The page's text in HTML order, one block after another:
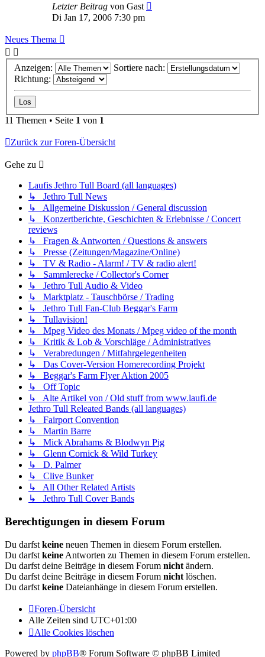
Letzter Beitrag von Gast
Di Jan 17, 2006 7:30 pm
Neues Thema
Anzeigen:
Sortiere nach:
Richtung:
11 Themen • Seite 1 von 1
Zurück zur Foren-Übersicht
Gehe zu
Laufis Jethro Tull Board (all languages)
↳ Jethro Tull News
↳ Allgemeine Diskussion / General discussion
↳ Konzertberichte, Geschichten & Erlebnisse / Concert
reviews
↳ Fragen & Antworten / Questions & answers
↳ Presse (Zeitungen/Magazine/Online)
↳ TV & Radio - Alarm! / TV & radio alert!
↳ Sammlerecke / Collector's Corner
↳ Jethro Tull Audio & Video
↳ Marktplatz - Tauschbörse / Trading
↳ Jethro Tull Fan-Club Beggar's Farm
↳ Tullavision!
↳ Mpeg Video des Monats / Mpeg video of the month
↳ Kritik & Lob & Vorschläge / Administratives
↳ Verabredungen / Mitfahrgelegenheiten
↳ Das Cover-Version Homerecording Projekt
↳ Beggar's Farm Flyer Aktion 2005
↳ Off Topic
↳ Alte Artikel von / Old stuff from www.laufi.de
Jethro Tull Releated Bands (all languages)
↳ Fairport Convention
↳ Martin Barre
↳ Mick Abrahams & Blodwyn Pig
↳ Glenn Cornick & Wild Turkey
↳ D. Palmer
↳ Clive Bunker
↳ All Other Related Artists
↳ Jethro Tull Cover Bands
Berechtigungen in diesem Forum
Du darfst keine neuen Themen in diesem Forum erstellen.
Du darfst keine Antworten zu Themen in diesem Forum erstellen.
Du darfst deine Beiträge in diesem Forum nicht ändern.
Du darfst deine Beiträge in diesem Forum nicht löschen.
Du darfst keine Dateianhänge in diesem Forum erstellen.
Foren-Übersicht
Alle Zeiten sind UTC+01:00
Alle Cookies löschen
Powered by phpBB® Forum Software © phpBB Limited